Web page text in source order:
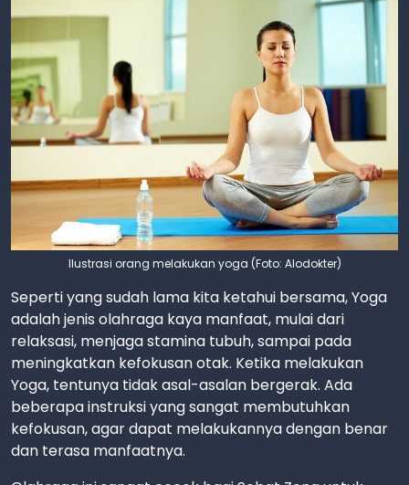
Ilustrasi orang melakukan yoga (Foto: Alodokter)
Seperti yang sudah lama kita ketahui bersama, Yoga
adalah jenis olahraga kaya manfaat, mulai dari
relaksasi, menjaga stamina tubuh, sampai pada
meningkatkan kefokusan otak. Ketika melakukan
Yoga, tentunya tidak asal-asalan bergerak. Ada
beberapa instruksi yang sangat membutuhkan
kefokusan, agar dapat melakukannya dengan benar
dan terasa manfaatnya.